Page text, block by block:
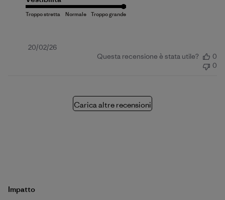
Data
20/02/26
Questa recensione è stata utile?
0
0
Carica altre recensioni
Impatto